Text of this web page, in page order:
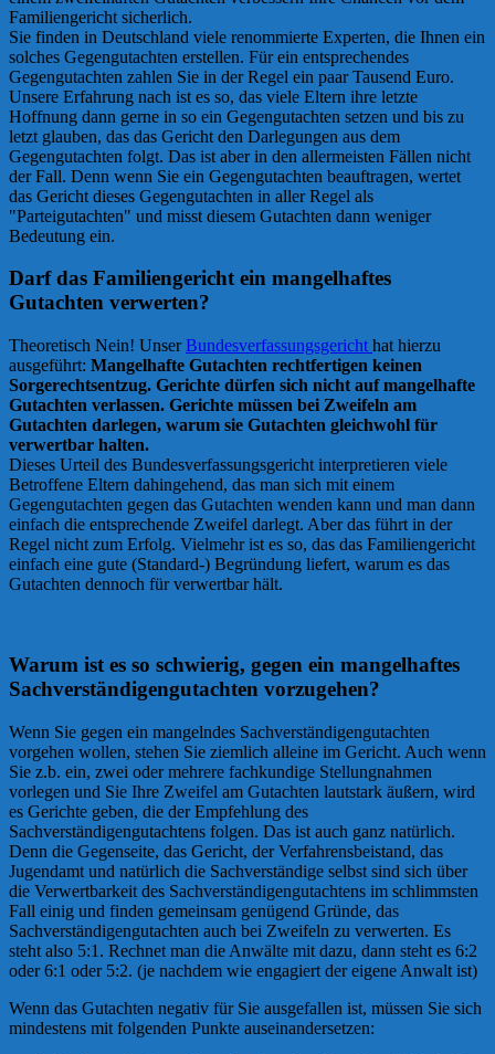
Familiengericht sicherlich.
Sie finden in Deutschland viele renommierte Experten, die Ihnen ein
solches Gegengutachten erstellen. Für ein entsprechendes
Gegengutachten zahlen Sie in der Regel ein paar Tausend Euro.
Unsere Erfahrung nach ist es so, das viele Eltern ihre letzte
Hoffnung dann gerne in so ein Gegengutachten setzen und bis zu
letzt glauben, das das Gericht den Darlegungen aus dem
Gegengutachten folgt. Das ist aber in den allermeisten Fällen nicht
der Fall. Denn wenn Sie ein Gegengutachten beauftragen, wertet
das Gericht dieses Gegengutachten in aller Regel als
"Parteigutachten" und misst diesem Gutachten dann weniger
Bedeutung ein.
Darf das Familiengericht ein mangelhaftes
Gutachten verwerten?
Theoretisch Nein! UnserBundesverfassungsgericht hat hierzu
ausgeführt: Mangelhafte Gutachten rechtfertigen keinen
Sorgerechtsentzug. Gerichte dürfen sich nicht auf mangelhafte
Gutachten verlassen. Gerichte müssen bei Zweifeln am
Gutachten darlegen, warum sie Gutachten gleichwohl für
verwertbar halten.
Dieses Urteil des Bundesverfassungsgericht interpretieren viele
Betroffene Eltern dahingehend, das man sich mit einem
Gegengutachten gegen das Gutachten wenden kann und man dann
einfach die entsprechende Zweifel darlegt. Aber das führt in der
Regel nicht zum Erfolg. Vielmehr ist es so, das das Familiengericht
einfach eine gute (Standard-) Begründung liefert, warum es das
Gutachten dennoch für verwertbar hält.
Warum ist es so schwierig, gegen ein mangelhaftes
Sachverständigengutachten vorzugehen?
Wenn Sie gegen ein mangelndes Sachverständigengutachten
vorgehen wollen, stehen Sie ziemlich alleine im Gericht. Auch wenn
Sie z.b. ein, zwei oder mehrere fachkundige Stellungnahmen
vorlegen und Sie Ihre Zweifel am Gutachten lautstark äußern, wird
es Gerichte geben, die der Empfehlung des
Sachverständigengutachtens folgen. Das ist auch ganz natürlich.
Denn die Gegenseite, das Gericht, der Verfahrensbeistand, das
Jugendamt und natürlich die Sachverständige selbst sind sich über
die Verwertbarkeit des Sachverständigengutachtens im schlimmsten
Fall einig und finden gemeinsam genügend Gründe, das
Sachverständigengutachten auch bei Zweifeln zu verwerten. Es
steht also 5:1. Rechnet man die Anwälte mit dazu, dann steht es 6:2
oder 6:1 oder 5:2. (je nachdem wie engagiert der eigene Anwalt ist)
Wenn das Gutachten negativ für Sie ausgefallen ist, müssen Sie sich
mindestens mit folgenden Punkte auseinandersetzen: